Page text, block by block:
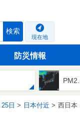
検索
現在地
防災情報
25日 日本付近 西日本